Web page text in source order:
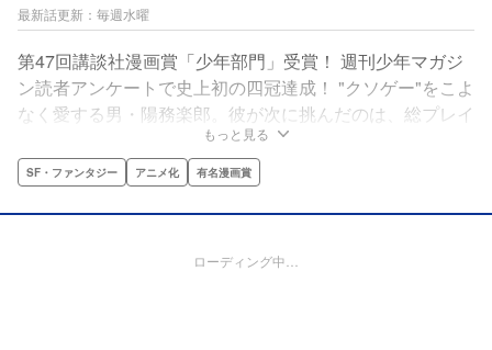
最新話更新：毎週水曜
第47回講談社漫画賞「少年部門」受賞！ 週刊少年マガジ
ン読者アンケートで史上初の四冠達成！ "クソゲー"をこよ
なく愛する男・陽務楽郎。彼が次に挑んだのは、総プレイ
ヤー数3000万人の"神ゲー"『シャングリラ・フロンティ
ア』だった。集う仲間、広がる世界。そして"宿敵"との出
会いが、彼の、全てのプレイヤーの運命を変えていく‼最
強クソゲーマーによる最高のゲーム冒険譚、ここに開幕!!
もっと見る
SF・ファンタジー アニメ化 有名漫画賞
ローディング中…